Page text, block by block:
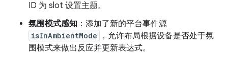
ID 为 slot 设置主题。
氛围模式感知 ：添加了新的平台事件源
isInAmbientMode
，允许布局根据设备是否处于氛
围模式来做出反应并更新表达式。